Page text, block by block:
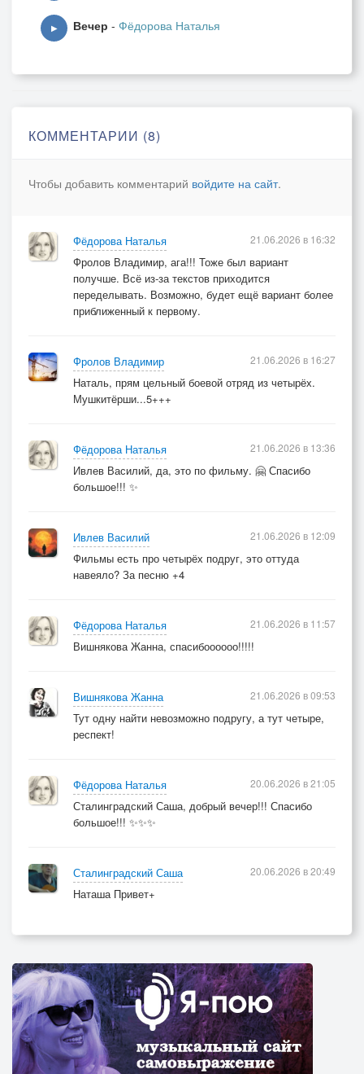
▶ Вечер - Фёдорова Наталья
КОММЕНТАРИИ (8)
Чтобы добавить комментарий войдите на сайт.
Фёдорова Наталья
Фролов Владимир, ага!!! Тоже был вариант
получше. Всё из-за текстов приходится
переделывать. Возможно, будет ещё вариант более
приближенный к первому.
21.06.2026 в 16:32
Фролов Владимир
Наталь, прям цельный боевой отряд из четырёх.
Мушкитёрши...5+++
21.06.2026 в 16:27
Фёдорова Наталья
Ивлев Василий, да, это по фильму. 🤗 Спасибо
большое!!! ✨
21.06.2026 в 13:36
Ивлев Василий
Фильмы есть про четырёх подруг, это оттуда
навеяло? За песню +4
21.06.2026 в 12:09
Фёдорова Наталья
Вишнякова Жанна, спасибоооооо!!!!!
21.06.2026 в 11:57
Вишнякова Жанна
Тут одну найти невозможно подругу, а тут четыре,
респект!
21.06.2026 в 09:53
Фёдорова Наталья
Сталинградский Саша, добрый вечер!!! Спасибо
большое!!! ✨✨✨
20.06.2026 в 21:05
Сталинградский Саша
Наташа Привет+
20.06.2026 в 20:49